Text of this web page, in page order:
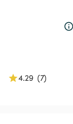
4.29 (7)